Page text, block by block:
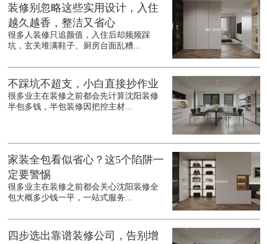
装修别忽略这些实用设计，入住
越久越香，整洁又省心
很多人装修只追颜值，入住后却频频踩
坑，玄关堆满鞋子、厨房台面乱糟...
不踩坑不超支，小白直接抄作业
很多业主在装修之前都会先计算沈阳装修
半包多钱，半包装修因把控主材...
家装全包看似省心？这5个陷阱一
定要警惕
很多业主在装修之前都会关心沈阳装修全
包大概多少钱一平，一站式服务...
四步选出靠谱装修公司，告别增